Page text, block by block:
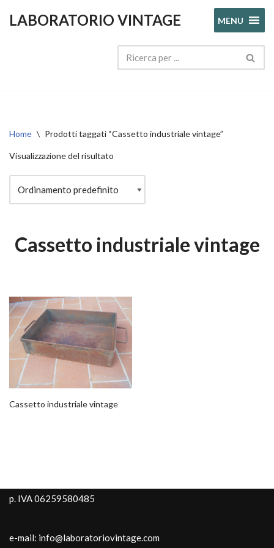
LABORATORIO VINTAGE MENU
Home \ Prodotti taggati “Cassetto industriale vintage”
Visualizzazione del risultato
Cassetto industriale vintage
Cassetto industriale vintage
p. IVA 06259580485
e-mail: info@laboratoriovintage.com